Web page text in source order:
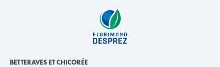
BETTERAVES ET CHICORÉE